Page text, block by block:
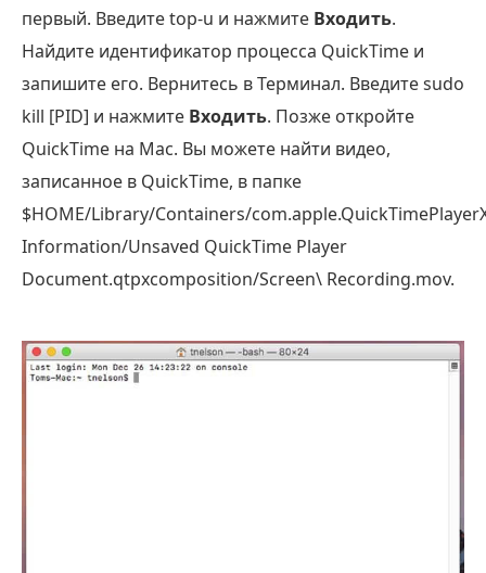
первый. Введите top-u и нажмите Входить.
Найдите идентификатор процесса QuickTime и
запишите его. Вернитесь в Терминал. Введите sudo
kill [PID] и нажмите Входить. Позже откройте
QuickTime на Mac. Вы можете найти видео,
записанное в QuickTime, в папке
$HOME/Library/Containers/
Information/Unsaved QuickTime Player
Document.qtpxcomposition/Screen\ Recording.mov.